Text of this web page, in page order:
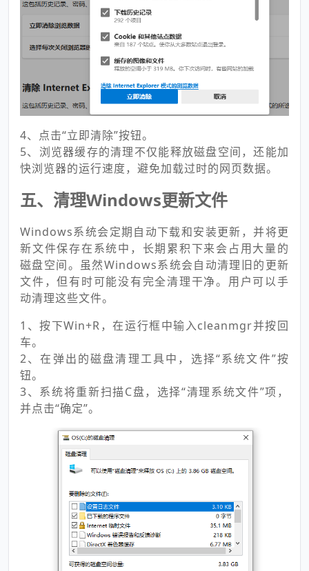
4、点击“立即清除”按钮。
5、浏览器缓存的清理不仅能释放磁盘空间，还能加
快浏览器的运行速度，避免加载过时的网页数据。
五、清理Windows更新文件
Windows系统会定期自动下载和安装更新，并将更
新文件保存在系统中，长期累积下来会占用大量的
磁盘空间。虽然Windows系统会自动清理旧的更新
文件，但有时可能没有完全清理干净。用户可以手
动清理这些文件。
1、按下Win+R，在运行框中输入cleanmgr并按回
车。
2、在弹出的磁盘清理工具中，选择“系统文件”按
钮。
3、系统将重新扫描C盘，选择“清理系统文件”项，
并点击“确定”。